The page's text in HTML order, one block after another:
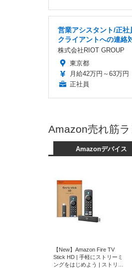
営業アシスタント/正
クライアントへの連絡
株式会社RIOT GROUP
東京都
月給42万円～63万円
正社員
Amazon売れ筋
Amazonデバイス
【New】Amazon Fire TV
Stick HD | 手軽にストリーミ
ングをはじめよう | ストリー